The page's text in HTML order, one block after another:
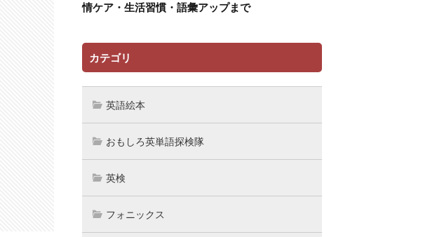
情ケア・生活習慣・語彙アップまで
カテゴリ
英語絵本
おもしろ英単語探検隊
英検
フォニックス